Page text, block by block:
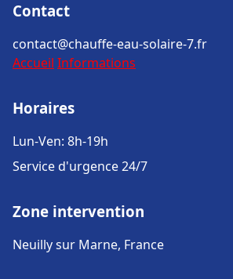
Contact
contact@chauffe-eau-solaire-7.fr
Accueil Informations
Horaires
Lun-Ven: 8h-19h
Service d'urgence 24/7
Zone intervention
Neuilly sur Marne, France